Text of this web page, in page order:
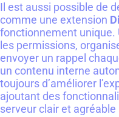
Il est aussi possible de
comme une extension
fonctionnement unique.
les permissions,
envoyer un rappel
un contenu interne
toujours d’améliorer
ajoutant des
serveur clair et agréable